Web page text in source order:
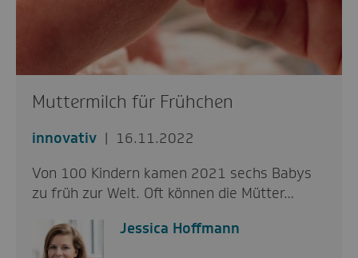
Muttermilch für Frühchen
innovativ
16.11.2022
Von 100 Kindern kamen 2021 sechs Babys
zu früh zur Welt. Oft können die Mütter…
Jessica Hoffmann